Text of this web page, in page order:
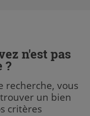
n'est pas
?
recherche, vous
un bien
critères